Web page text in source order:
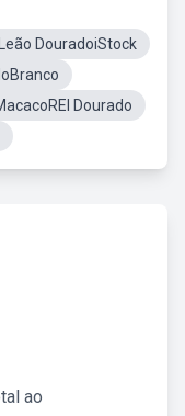
DouradoiStock
Dourado
ao